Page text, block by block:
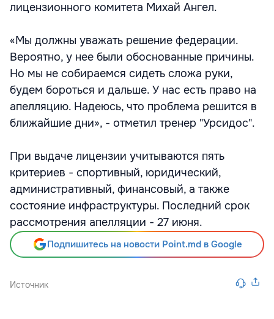
лицензионного комитета Михай Ангел.
«Мы должны уважать решение федерации.
Вероятно, у нее были обоснованные причины.
Но мы не собираемся сидеть сложа руки,
будем бороться и дальше. У нас есть право на
апелляцию. Надеюсь, что проблема решится в
ближайшие дни», - отметил тренер "Урсидос".
При выдаче лицензии учитываются пять
критериев - спортивный, юридический,
административный, финансовый, а также
состояние инфраструктуры. Последний срок
рассмотрения апелляции - 27 июня.
Подпишитесь на новости Point.md в Google
Источник